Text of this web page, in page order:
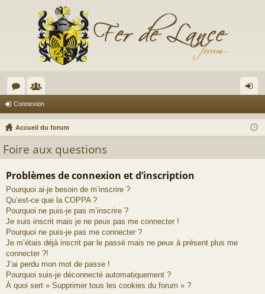
or
u
s
e
m
es
ne
on
Connexion
Accueil du forum
Foire aux questions
Problèmes de connexion et d’inscription
Pourquoi ai-je besoin de m’inscrire ?
Qu’est-ce que la COPPA ?
Pourquoi ne puis-je pas m’inscrire ?
Je suis inscrit mais je ne peux pas me connecter !
Pourquoi ne puis-je pas me connecter ?
Je m’étais déjà inscrit par le passé mais ne peux à présent plus me
connecter ?!
J’ai perdu mon mot de passe !
Pourquoi suis-je déconnecté automatiquement ?
À quoi sert « Supprimer tous les cookies du forum » ?